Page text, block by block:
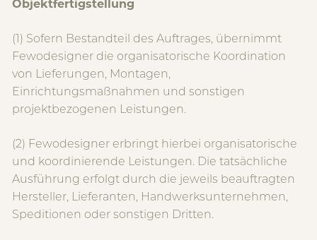
Objektfertigstellung
(1) Sofern Bestandteil des Auftrages, übernimmt
Fewodesigner die organisatorische Koordination
von Lieferungen, Montagen,
Einrichtungsmaßnahmen und sonstigen
projektbezogenen Leistungen.
(2) Fewodesigner erbringt hierbei organisatorische
und koordinierende Leistungen. Die tatsächliche
Ausführung erfolgt durch die jeweils beauftragten
Hersteller, Lieferanten, Handwerksunternehmen,
Speditionen oder sonstigen Dritten.